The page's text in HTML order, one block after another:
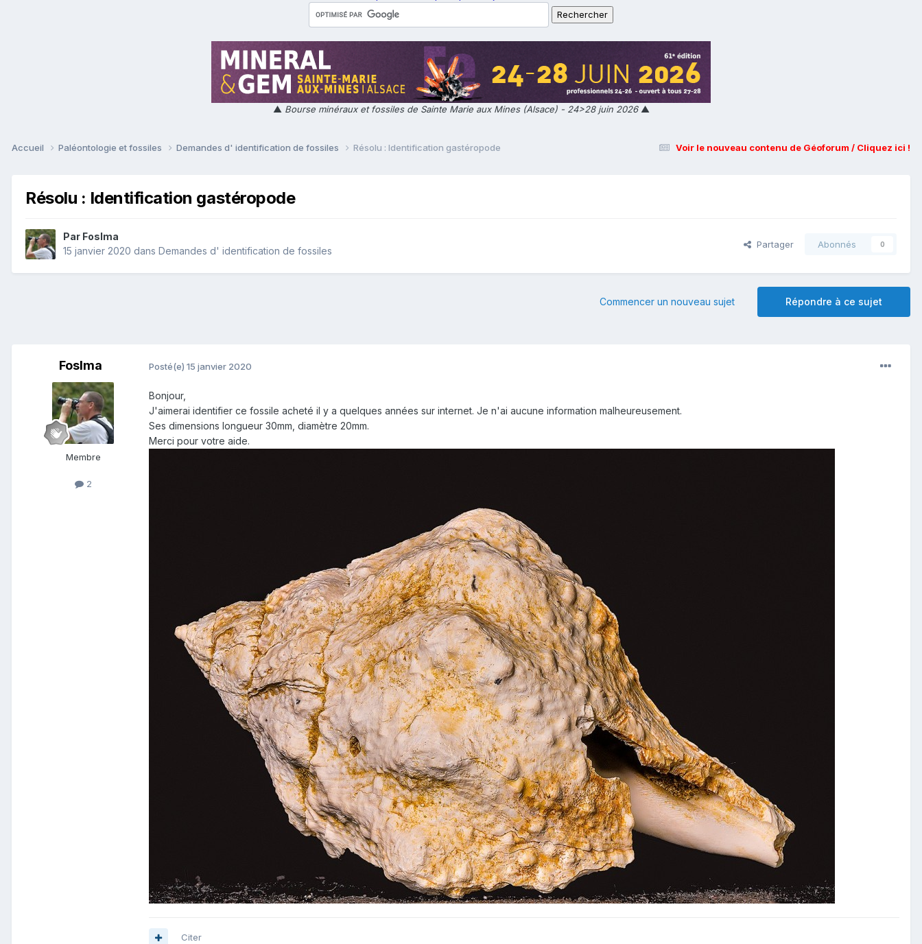
▲ Bourse minéraux et fossiles de Sainte Marie aux Mines (Alsace) - 24>28 juin 2026▲
Voir le nouveau contenu de Géoforum / Cliquez ici !
Accueil Paléontologie et fossiles Demandes d' identification de fossiles Résolu : Identification gastéropode
Résolu : Identification gastéropode
Par Foslma
15 janvier 2020 dans Demandes d' identification de fossiles
Partager Abonnés 0
Répondre à ce sujet
Commencer un nouveau sujet
Foslma
Membre
2
Posté(e) 15 janvier 2020
Bonjour,
J'aimerai identifier ce fossile acheté il y a quelques années sur internet. Je n'ai aucune information malheureusement.
Ses dimensions longueur 30mm, diamètre 20mm.
Merci pour votre aide.
Citer